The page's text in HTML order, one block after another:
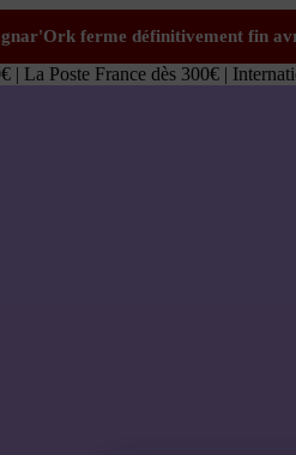
| La Poste France dès 300€ |